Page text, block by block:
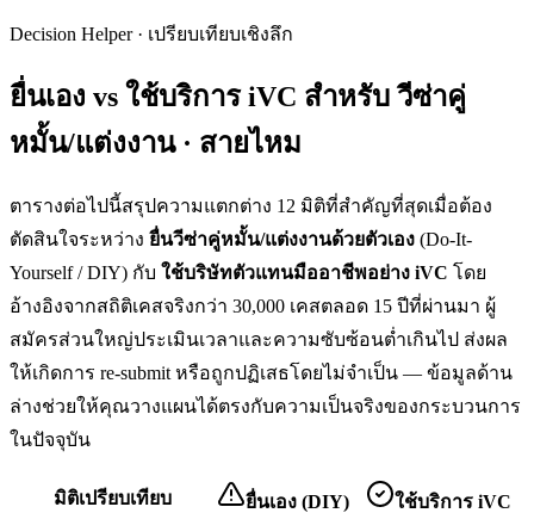
Decision Helper · เปรียบเทียบเชิงลึก
ยื่นเอง vs ใช้บริการ iVC สำหรับวีซ่าคู่
หมั้น/แต่งงาน · สายไหม
ตารางต่อไปนี้สรุปความแตกต่าง 12 มิติที่สำคัญที่สุดเมื่อต้อง
ตัดสินใจระหว่าง ยื่นวีซ่าคู่หมั้น/แต่งงานด้วยตัวเอง (Do-It-
Yourself / DIY) กับ ใช้บริษัทตัวแทนมืออาชีพอย่าง iVC โดย
อ้างอิงจากสถิติเคสจริงกว่า 30,000 เคสตลอด 15 ปีที่ผ่านมา ผู้
สมัครส่วนใหญ่ประเมินเวลาและความซับซ้อนต่ำเกินไป ส่งผล
ให้เกิดการ re-submit หรือถูกปฏิเสธโดยไม่จำเป็น — ข้อมูลด้าน
ล่างช่วยให้คุณวางแผนได้ตรงกับความเป็นจริงของกระบวนการ
ในปัจจุบัน
มิติเปรียบเทียบ ยื่นเอง (DIY) ใช้บริการ iVC